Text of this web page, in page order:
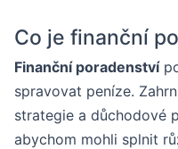
Co je finanční
Finanční poradenství
spravovat peníze.
strategie a důchodové
abychom mohli splnit